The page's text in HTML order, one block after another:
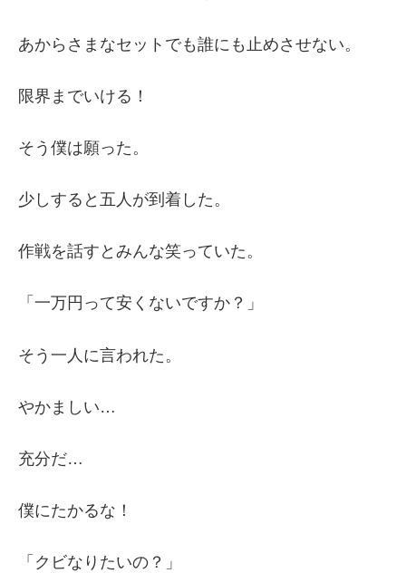
あからさまなセットでも誰にも止めさせない。
限界までいける！
そう僕は願った。
少しすると五人が到着した。
作戦を話すとみんな笑っていた。
「一万円って安くないですか？」
そう一人に言われた。
やかましい…
充分だ…
僕にたかるな！
「クビなりたいの？」